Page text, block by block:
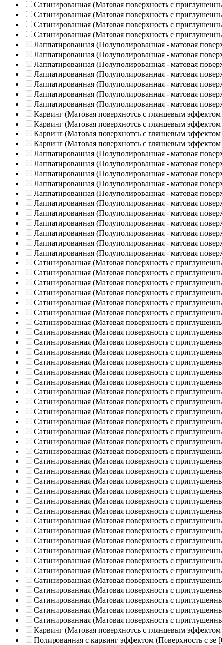
Сатинированная (Матовая поверхность с
Сатинированная (Матовая поверхность с
Сатинированная (Матовая поверхность с
Сатинированная (Матовая поверхность с
Лаппатированная (Полуполированная - матовая
Лаппатированная (Полуполированная - матовая
Лаппатированная (Полуполированная - матовая
Лаппатированная (Полуполированная - матовая
Лаппатированная (Полуполированная - матовая
Лаппатированная (Полуполированная - матовая
Лаппатированная (Полуполированная - матовая
Карвинг (Матовая поверхнотсь с глянцевым эффектом
Карвинг (Матовая поверхнотсь с глянцевым эффектом
Карвинг (Матовая поверхнотсь с глянцевым эффектом
Карвинг (Матовая поверхнотсь с глянцевым эффектом
Лаппатированная (Полуполированная - матовая
Лаппатированная (Полуполированная - матовая
Лаппатированная (Полуполированная - матовая
Лаппатированная (Полуполированная - матовая
Лаппатированная (Полуполированная - матовая
Лаппатированная (Полуполированная - матовая
Лаппатированная (Полуполированная - матовая
Лаппатированная (Полуполированная - матовая
Лаппатированная (Полуполированная - матовая
Лаппатированная (Полуполированная - матовая
Лаппатированная (Полуполированная - матовая
Сатинированная (Матовая поверхность с
Сатинированная (Матовая поверхность с
Сатинированная (Матовая поверхность с
Сатинированная (Матовая поверхность с
Сатинированная (Матовая поверхность с
Сатинированная (Матовая поверхность с
Сатинированная (Матовая поверхность с
Сатинированная (Матовая поверхность с
Сатинированная (Матовая поверхность с
Сатинированная (Матовая поверхность с
Сатинированная (Матовая поверхность с
Сатинированная (Матовая поверхность с
Сатинированная (Матовая поверхность с
Сатинированная (Матовая поверхность с
Сатинированная (Матовая поверхность с
Сатинированная (Матовая поверхность с
Сатинированная (Матовая поверхность с
Сатинированная (Матовая поверхность с
Сатинированная (Матовая поверхность с
Сатинированная (Матовая поверхность с
Сатинированная (Матовая поверхность с
Сатинированная (Матовая поверхность с
Сатинированная (Матовая поверхность с
Сатинированная (Матовая поверхность с
Сатинированная (Матовая поверхность с
Сатинированная (Матовая поверхность с
Сатинированная (Матовая поверхность с
Сатинированная (Матовая поверхность с
Сатинированная (Матовая поверхность с
Сатинированная (Матовая поверхность с
Сатинированная (Матовая поверхность с
Сатинированная (Матовая поверхность с
Сатинированная (Матовая поверхность с
Сатинированная (Матовая поверхность с
Сатинированная (Матовая поверхность с
Сатинированная (Матовая поверхность с
Сатинированная (Матовая поверхность с
Карвинг (Матовая поверхнотсь с глянцевым эффектом
Полированная c карвинг эффектом (Поверхность с зе